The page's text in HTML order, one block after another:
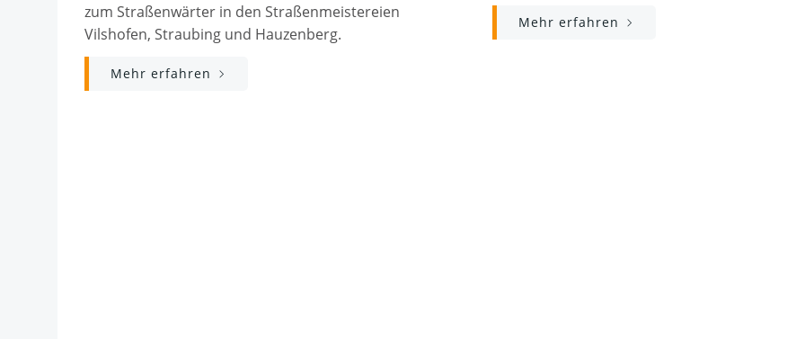
zum Straßenwärter in den Straßenmeistereien
Vilshofen, Straubing und Hauzenberg.
Mehr erfahren
Mehr erfahren